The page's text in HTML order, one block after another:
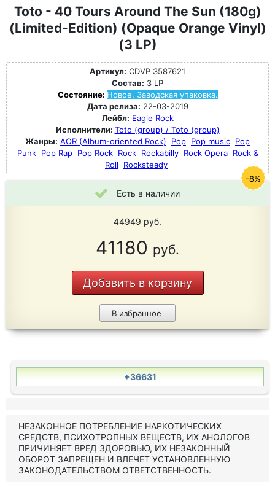
Toto - 40 Tours Around The Sun (180g)
(Limited-Edition) (Opaque Orange Vinyl)
(3 LP)
Артикул: CDVP 3587621
Состав: 3 LP
Состояние: Новое. Заводская упаковка.
Дата релиза: 22-03-2019
Лейбл: Eagle Rock
Исполнители: Toto (group) / Toto (group)
Жанры: AOR (Album-oriented Rock) Pop Pop music Pop
Punk Pop Rap Pop Rock Rock Rockabilly Rock Opera Rock &
Roll
Rocksteady
Есть в наличии
44949руб.
41180 руб.
Добавить в корзину
В избранное
-8%
+36631
НЕЗАКОННОЕ ПОТРЕБЛЕНИЕ НАРКОТИЧЕСКИХ
СРЕДСТВ, ПСИХОТРОПНЫХ ВЕЩЕСТВ, ИХ АНОЛОГОВ
ПРИЧИНЯЕТ ВРЕД ЗДОРОВЬЮ, ИХ НЕЗАКОННЫЙ
ОБОРОТ ЗАПРЕЩЕН И ВЛЕЧЕТ УСТАНОВЛЕННУЮ
ЗАКОНОДАТЕЛЬСТВОМ ОТВЕТСТВЕННОСТЬ.